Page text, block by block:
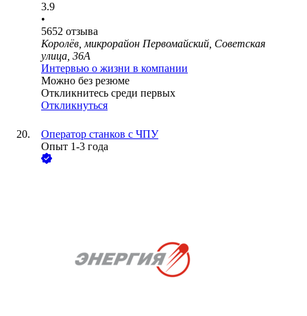
3.9
•
5652 отзыва
Королёв, микрорайон Первомайский, Советская
улица, 36А
Интервью о жизни в компании
Можно без резюме
Откликнитесь среди первых
Откликнуться
Оператор станков с ЧПУ
Опыт 1-3 года